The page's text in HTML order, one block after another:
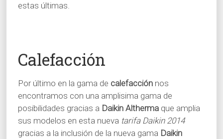
estas últimas.
Calefacción
Por último en la gama de calefacciónnos
encontramos con una amplisima gama de
posibilidades gracias a Daikin Althermaque amplia
sus modelos en esta nueva tarifa Daikin 2014
gracias a la inclusión de la nueva gama Daikin